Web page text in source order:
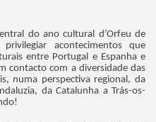
do ano cultural d’Orfeu de
acontecimentos que
entre Portugal e Espanha e
contacto com a diversidade das
numa perspectiva regional, da
da Catalunha a Trás-os-